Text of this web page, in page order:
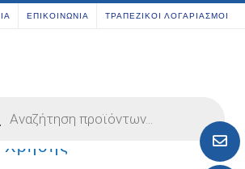
ΕΠΙΚΟΙΝΩΝΙΑ ΤΡΑΠΕΖΙΚΟΙ ΛΟΓΑΡΙΑΣΜΟΙ
Χρήσης